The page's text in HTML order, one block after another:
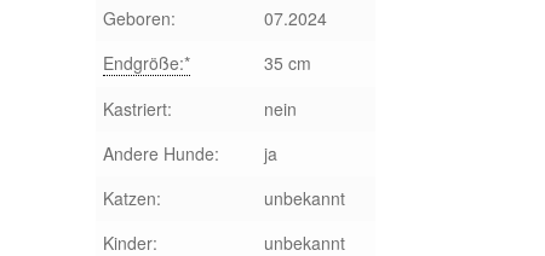
Geboren:
07.2024
Endgröße:*
35 cm
Kastriert:
nein
Andere Hunde:
ja
Katzen:
unbekannt
Kinder:
unbekannt